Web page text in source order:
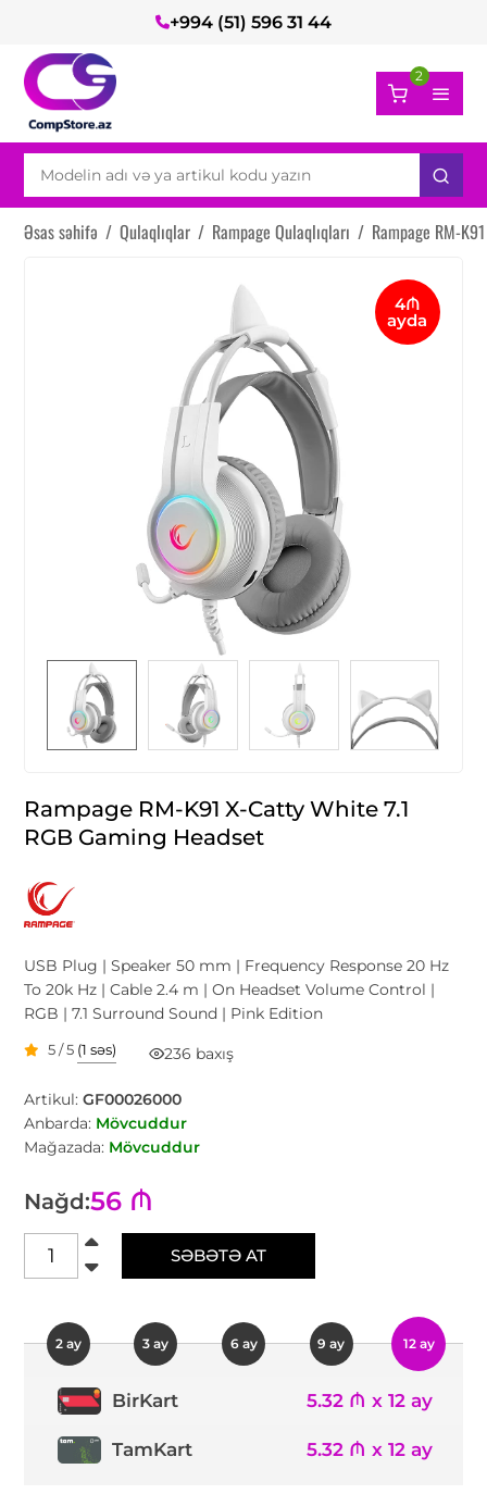
+994 (51) 596 31 44
2
Əsas səhifə / Qulaqlıqlar / Rampage Qulaqlıqları / Rampage RM-
4₼
ayda
Rampage RM-K91 X-Catty White 7.1
RGB Gaming Headset
USB Plug | Speaker 50 mm | Frequency Response 20 Hz
To 20k Hz | Cable 2.4 m | On Headset Volume Control |
RGB | 7.1 Surround Sound | Pink Edition
5 / 5 (1 səs) 236 baxış
Artikul:GF00026000
Anbarda: Mövcuddur
Mağazada: Mövcuddur
Nağd:56 ₼
SƏBƏTƏ AT
2 ay 3 ay 6 ay 9 ay 12 ay
BirKart 5.32 ₼ x 12 ay
TamKart 5.32 ₼ x 12 ay